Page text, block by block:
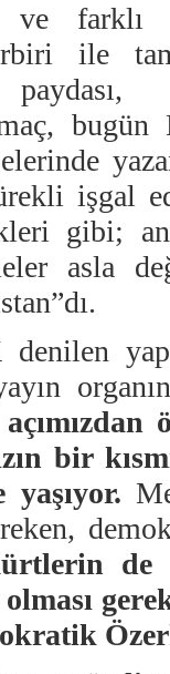
ve farklı
ile
paydası,
bugün
işgal
gibi;
asla
bir
yaşıyor.
de